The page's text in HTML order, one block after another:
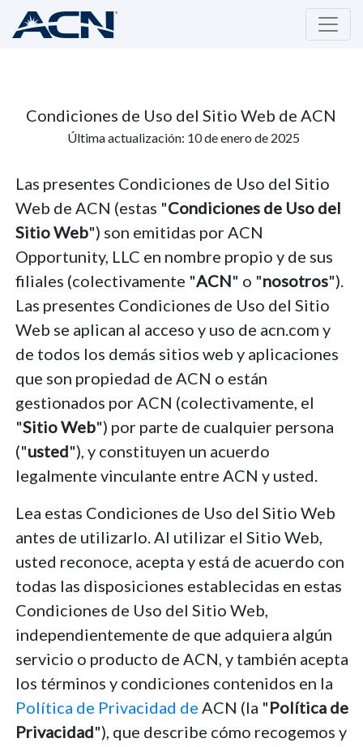
Condiciones de Uso del Sitio Web de ACN
Última actualización: 10 de enero de 2025
Las presentes Condiciones de Uso del Sitio
Web de ACN (estas "Condiciones de Uso del
Sitio Web") son emitidas por ACN
Opportunity, LLC en nombre propio y de sus
filiales (colectivamente "ACN" o "nosotros").
Las presentes Condiciones de Uso del Sitio
Web se aplican al acceso y uso de acn.com y
de todos los demás sitios web y aplicaciones
que son propiedad de ACN o están
gestionados por ACN (colectivamente, el
"Sitio Web") por parte de cualquier persona
("usted"), y constituyen un acuerdo
legalmente vinculante entre ACN y usted.
Lea estas Condiciones de Uso del Sitio Web
antes de utilizarlo. Al utilizar el Sitio Web,
usted reconoce, acepta y está de acuerdo con
todas las disposiciones establecidas en estas
Condiciones de Uso del Sitio Web,
independientemente de que adquiera algún
servicio o producto de ACN, y también acepta
los términos y condiciones contenidos en la
Política de Privacidad de ACN (la "Política de
Privacidad"), que describe cómo recogemos y